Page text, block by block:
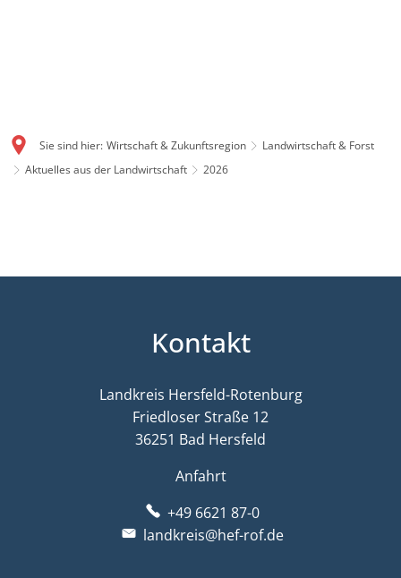
Sie sind hier: Wirtschaft & Zukunftsregion
Landwirtschaft & Forst
Aktuelles aus der Landwirtschaft
2026
Kontakt
Landkreis Hersfeld-Rotenburg
Friedloser Straße 12
36251 Bad Hersfeld
Anfahrt
+49 6621 87-0
landkreis@hef-rof.de